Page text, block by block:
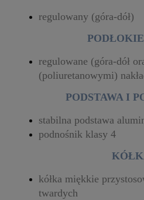
regulowany (góra-dół)
regulowane (góra-dół
(poliuretanowymi)
PODSTAWA I
stabilna podstawa
podnośnik klasy 4
kółka miękkie
twardych